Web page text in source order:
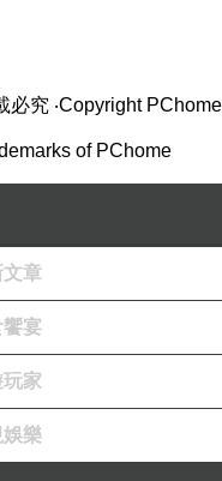
必究 ‧Copyright PChome
of PChome
章
饗宴
家
樂